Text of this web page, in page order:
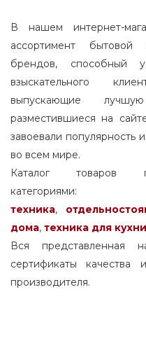
В нашем интернет-
ассортимент
брендов, способный
взыскательного
выпускающие
разместившиеся на
завоевали
во всем мире.
Каталог товаров
техника,
дома, техника для кухни
Вся представленная
сертификаты
производителя.